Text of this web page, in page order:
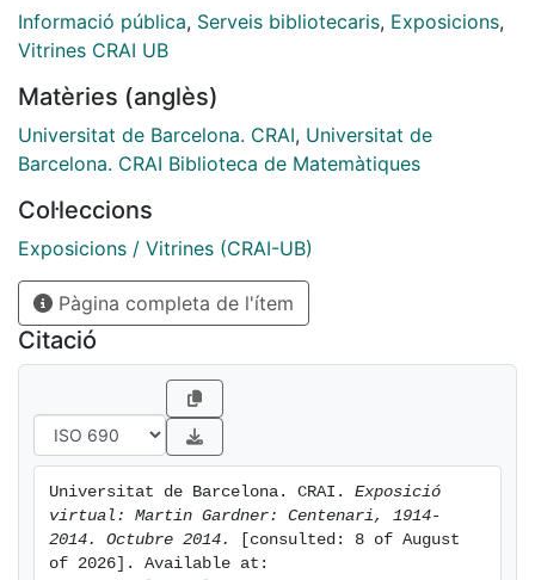
seves aportacions, especialment en el camp de la
matemàtica recreativa, però també en la divulgació de
l'escepticisme científic i la filosofia.
Informació pública, Serveis bibliotecaris, Exposicions,
Vitrines CRAI UB
Matèries (anglès)
Universitat de Barcelona. CRAI, Universitat de
Barcelona. CRAI Biblioteca de Matemàtiques
Col·leccions
Exposicions / Vitrines (CRAI-UB)
Pàgina completa de l'ítem
Citació
Universitat de Barcelona. CRAI. Exposició
virtual: Martin Gardner: Centenari, 1914-
2014. Octubre 2014.
[consulted: 8 of August
of 2026]. Available at: